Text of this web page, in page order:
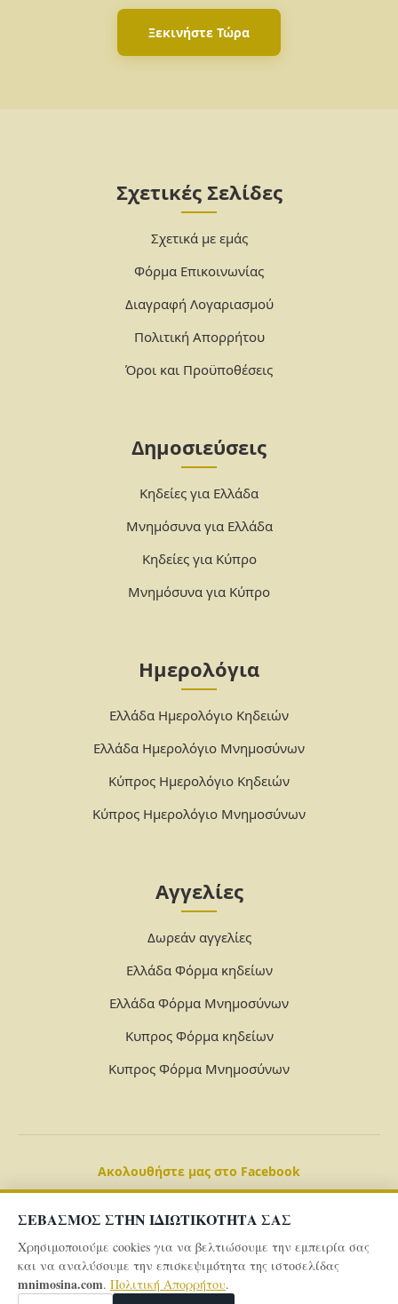
ΣΕΒΑΣΜΟΣ ΣΤΗΝ ΙΔΙΩΤΙΚΟΤΗΤΑ ΣΑΣ
Χρησιμοποιούμε cookies για να βελτιώσουμε την εμπειρία σας
και να αναλύσουμε την επισκεψιμότητα της ιστοσελίδας
mnimosina.com. Πολιτική Απορρήτου.
Ξεκινήστε Τώρα
Σχετικές Σελίδες
Σχετικά με εμάς
Φόρμα Επικοινωνίας
Διαγραφή Λογαριασμού
Πολιτική Απορρήτου
Όροι και Προϋποθέσεις
Δημοσιεύσεις
Κηδείες για Ελλάδα
Μνημόσυνα για Ελλάδα
Κηδείες για Κύπρο
Μνημόσυνα για Κύπρο
Ημερολόγια
Ελλάδα Ημερολόγιο Κηδειών
Ελλάδα Ημερολόγιο Μνημοσύνων
Κύπρος Ημερολόγιο Κηδειών
Κύπρος Ημερολόγιο Μνημοσύνων
Αγγελίες
Δωρεάν αγγελίες
Ελλάδα Φόρμα κηδείων
Ελλάδα Φόρμα Μνημοσύνων
Κυπρος Φόρμα κηδείων
Κυπρος Φόρμα Μνημοσύνων
Ακολουθήστε μας στο Facebook